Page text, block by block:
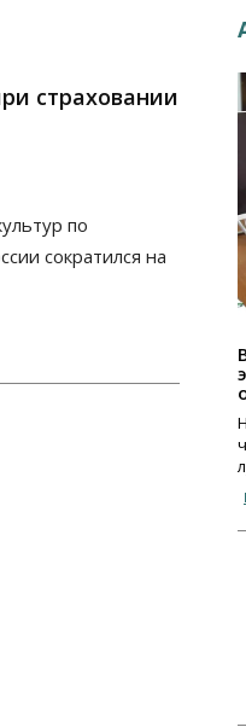
страховании
по
сократился на